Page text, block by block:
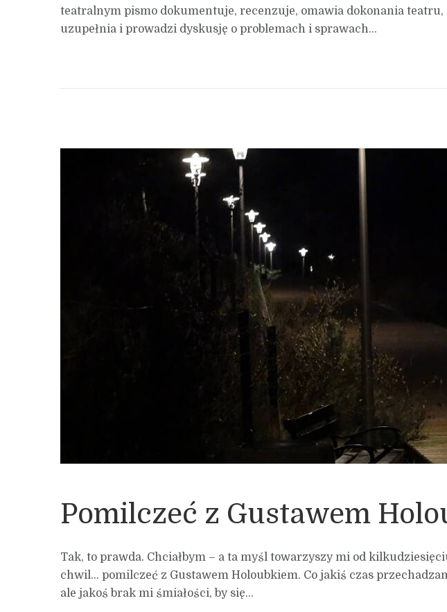
teatralnym pismo dokumentuje, recenzuje, omawia dokonania teatru,
uzupełnia i prowadzi dyskusję o problemach i sprawach...
Pomilczeć z Gustawem
Tak, to prawda. Chciałbym – a ta myśl towarzyszy mi od
chwil… pomilczeć z Gustawem Holoubkiem. Co jakiś czas
ale jakoś brak mi śmiałości, by się...